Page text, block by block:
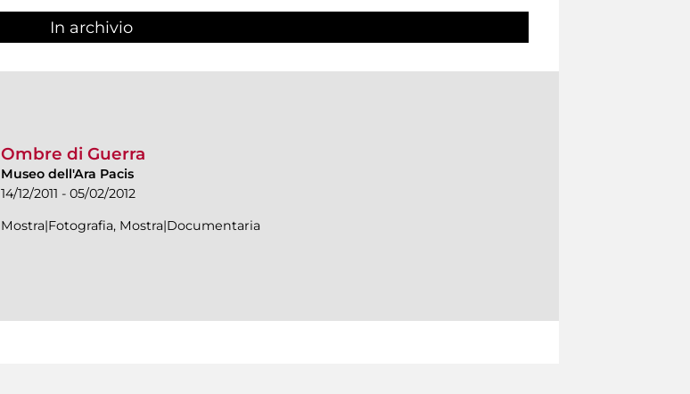
In archivio
Ombre di Guerra
Museo dell'Ara Pacis
14/12/2011 - 05/02/2012
Mostra|Fotografia, Mostra|Documentaria